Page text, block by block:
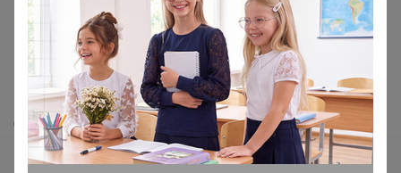
Как здесь все устроено?
Как сделать заказ?
Как получить?
Доставка
Шоурумы